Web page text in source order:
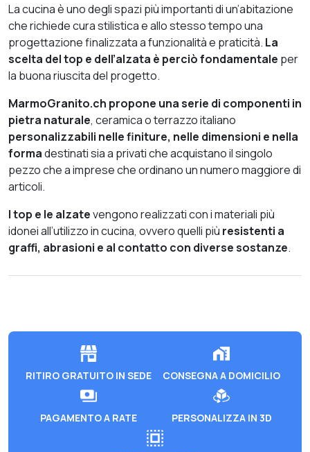
La cucina è uno degli spazi più importanti di un’abitazione
che richiede cura stilistica e allo stesso tempo una
progettazione finalizzata a funzionalità e praticità. La
scelta del top e dell’alzata è perciò fondamentale per
la buona riuscita del progetto.
MarmoGranito.ch propone una serie di componenti in
pietra naturale, ceramica o terrazzo italiano
personalizzabili nelle finiture, nelle dimensioni e nella
formadestinati sia a privati che acquistano il singolo
pezzo che a imprese che ordinano un numero maggiore di
articoli.
I top e le alzatevengono realizzati con i materiali più
idonei all’utilizzo in cucina, ovvero quelli più resistenti a
graffi, abrasioni e al contatto con diverse sostanze.
RITIRO GRATUITO IN SEDE CONSEGNA A DOMICILIO
PAGAMENTO A RATE PERSONALIZZA IN 3D